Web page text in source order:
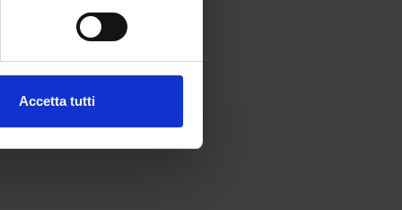
che hai fornito loro o
Accetta tutti